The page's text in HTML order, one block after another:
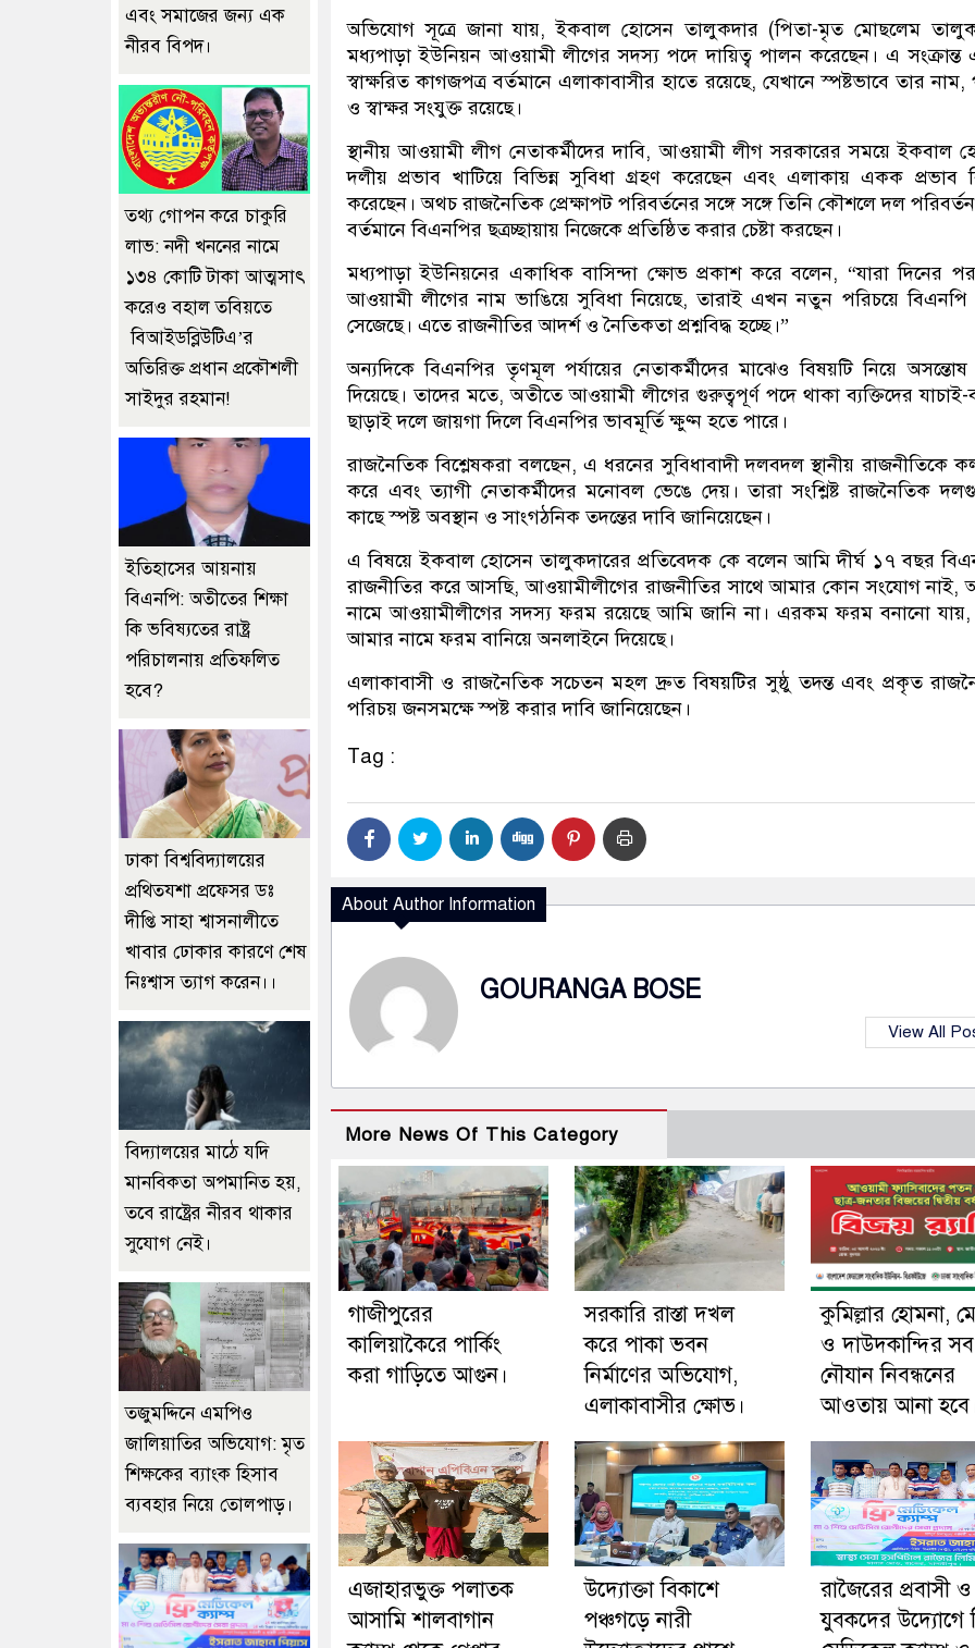
অভিযোগ সূত্রে জানা যায়, ইকবাল হোসেন তালুকদার (পিতা-মৃত মোছলেম
মধ্যপাড়া ইউনিয়ন আওয়ামী লীগের সদস্য পদে দায়িত্ব পালন করেছেন। এ সংক্রান্ত
স্বাক্ষরিত কাগজপত্র বর্তমানে এলাকাবাসীর হাতে রয়েছে, যেখানে স্পষ্টভাবে তার নাম,
ও স্বাক্ষর সংযুক্ত রয়েছে।
স্থানীয় আওয়ামী লীগ নেতাকর্মীদের দাবি, আওয়ামী লীগ সরকারের সময়ে ইকবাল
দলীয় প্রভাব খাটিয়ে বিভিন্ন সুবিধা গ্রহণ করেছেন এবং এলাকায় একক প্রভাব
করেছেন। অথচ রাজনৈতিক প্রেক্ষাপট পরিবর্তনের সঙ্গে সঙ্গে তিনি কৌশলে দল
বর্তমানে বিএনপির ছত্রচ্ছায়ায় নিজেকে প্রতিষ্ঠিত করার চেষ্টা করছেন।
মধ্যপাড়া ইউনিয়নের একাধিক বাসিন্দা ক্ষোভ প্রকাশ করে বলেন, “যারা দিনের
আওয়ামী লীগের নাম ভাঙিয়ে সুবিধা নিয়েছে, তারাই এখন নতুন পরিচয়ে বিএনপি
সেজেছে। এতে রাজনীতির আদর্শ ও নৈতিকতা প্রশ্নবিদ্ধ হচ্ছে।”
অন্যদিকে বিএনপির তৃণমূল পর্যায়ের নেতাকর্মীদের মাঝেও বিষয়টি নিয়ে অসন্তোষ
দিয়েছে। তাদের মতে, অতীতে আওয়ামী লীগের গুরুত্বপূর্ণ পদে থাকা ব্যক্তিদের যাচাই-
ছাড়াই দলে জায়গা দিলে বিএনপির ভাবমূর্তি ক্ষুণ্ন হতে পারে।
রাজনৈতিক বিশ্লেষকরা বলছেন, এ ধরনের সুবিধাবাদী দলবদল স্থানীয় রাজনীতিকে
করে এবং ত্যাগী নেতাকর্মীদের মনোবল ভেঙে দেয়। তারা সংশ্লিষ্ট রাজনৈতিক
কাছে স্পষ্ট অবস্থান ও সাংগঠনিক তদন্তের দাবি জানিয়েছেন।
এ বিষয়ে ইকবাল হোসেন তালুকদারের প্রতিবেদক কে বলেন আমি দীর্ঘ ১৭ বছর
রাজনীতির করে আসছি, আওয়ামীলীগের রাজনীতির সাথে আমার কোন সংযোগ নাই,
নামে আওয়ামীলীগের সদস্য ফরম রয়েছে আমি জানি না। এরকম ফরম বনানো
আমার নামে ফরম বানিয়ে অনলাইনে দিয়েছে।
এলাকাবাসী ও রাজনৈতিক সচেতন মহল দ্রুত বিষয়টির সুষ্ঠু তদন্ত এবং প্রকৃত
পরিচয় জনসমক্ষে স্পষ্ট করার দাবি জানিয়েছেন।
Tag :
About Author Information
GOURANGA BOSE
View All
More News Of This Category
গাজীপুরের
কালিয়াকৈরে পার্কিং
করা গাড়িতে আগুন।
সরকারি রাস্তা দখল
করে পাকা ভবন
নির্মাণের অভিযোগ,
এলাকাবাসীর ক্ষোভ।
কুমিল্লার হোমনা,
ও দাউদকান্দির সব
নৌযান নিবন্ধনের
আওতায় আনা
এজাহারভুক্ত পলাতক
আসামি শালবাগান
উদ্যোক্তা বিকাশে
পঞ্চগড়ে নারী
রাজৈরের‌ প্রবাসী ও
যুবকদের উদ্যোগে
এবং সমাজের জন্য এক
নীরব বিপদ।
তথ্য গোপন করে চাকুরি
লাভ: নদী খননের নামে
১৩৪ কোটি টাকা আত্মসাৎ
করেও বহাল তবিয়তে
বিআইডব্লিউটিএ’র
অতিরিক্ত প্রধান প্রকৌশলী
সাইদুর রহমান!
ইতিহাসের আয়নায়
বিএনপি: অতীতের শিক্ষা
কি ভবিষ্যতের রাষ্ট্র
পরিচালনায় প্রতিফলিত
হবে?
ঢাকা বিশ্ববিদ্যালয়ের
প্রথিতযশা প্রফেসর ডঃ
দীপ্তি সাহা শ্বাসনালীতে
খাবার ঢোকার কারণে শেষ
নিঃশ্বাস ত্যাগ করেন।।
বিদ্যালয়ের মাঠে যদি
মানবিকতা অপমানিত হয়,
তবে রাষ্ট্রের নীরব থাকার
সুযোগ নেই।
তজুমদ্দিনে এমপিও
জালিয়াতির অভিযোগ: মৃত
শিক্ষকের ব্যাংক হিসাব
ব্যবহার নিয়ে তোলপাড়।